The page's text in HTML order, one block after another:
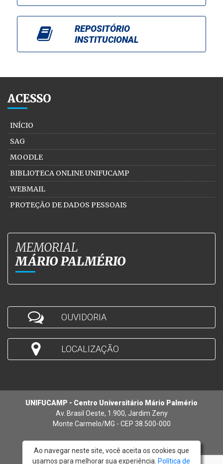
REPOSITÓRIO
INSTITUCIONAL
ACESSO
INÍCIO
SAG
MOODLE
BIBLIOTECA ONLINE UNIFUCAMP
WEBMAIL
PROTEÇÃO DE DADOS PESSOAIS
MEMORIAL
MÁRIO PALMÉRIO
OUVIDORIA
LOCALIZAÇÃO
UNIFUCAMP - Centro Universitário Mário Palmério
Av. Brasil Oeste, 1.900, Jardim Zeny
Monte Carmelo/MG - CEP 38.500-000
Ao navegar neste site, você aceita os cookies que
usamos para melhorar sua experiência. Política de